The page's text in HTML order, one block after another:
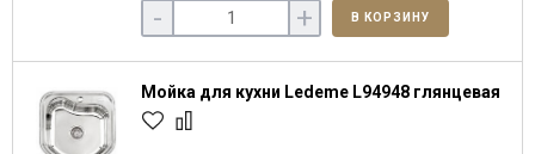
- + В КОРЗИНУ
Мойка для кухни Ledeme L94948 глянцевая